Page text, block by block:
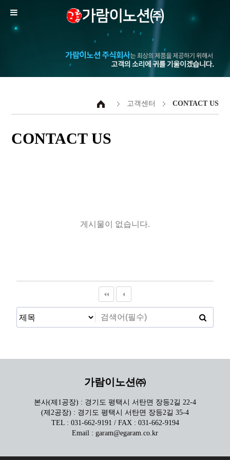
고객센터 CONTACT US
CONTACT US
게시물이 없습니다.
가람이노션㈜
본사(제1공장) : 경기도 평택시 서탄면 장등2길 22-4
(제2공장) : 경기도 평택시 서탄면 장등2길 35-4
TEL : 031-662-9191 / FAX : 031-662-9194
Email : garam@egaram.co.kr